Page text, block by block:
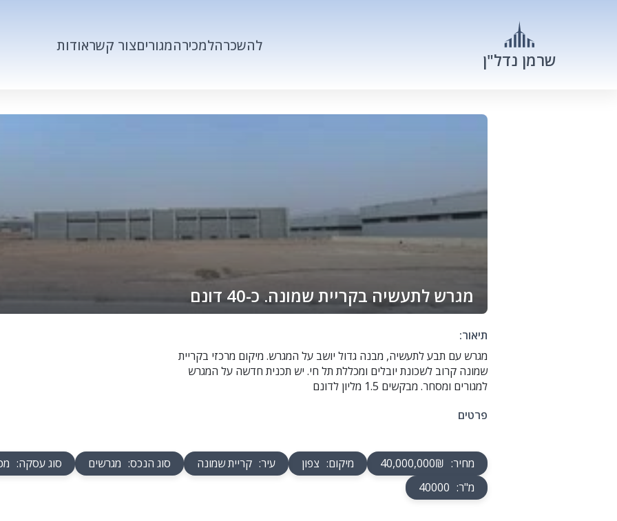
שרמן נדל"ן
להשכרהלמכירהמגוריםצור קשראודות
מגרש לתעשיה בקריית שמונה. כ-40 דונם
תיאור:
מגרש עם תבע לתעשיה, מבנה גדול יושב על המגרש. מיקום מרכזי בקריית
שמונה קרוב לשכונת יובלים ומכללת תל חי. יש תכנית חדשה על המגרש
למגורים ומסחר. מבקשים 1.5 מליון לדונם
פרטים
מחיר:
40,000,000₪ מיקום: צפון עיר: קריית שמונה סוג הנכס: מגרשים סוג עסקה:
מ"ר:
40000